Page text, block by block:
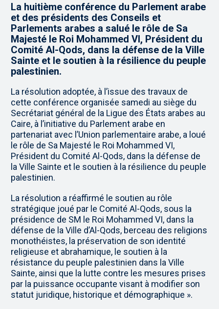
La huitième conférence du Parlement arabe
et des présidents des Conseils et
Parlements arabes a salué le rôle de Sa
Majesté le Roi Mohammed VI, Président du
Comité Al-Qods, dans la défense de la Ville
Sainte et le soutien à la résilience du peuple
palestinien.
La résolution adoptée, à l’issue des travaux de
cette conférence organisée samedi au siège du
Secrétariat général de la Ligue des États arabes au
Caire, à l’initiative du Parlement arabe en
partenariat avec l’Union parlementaire arabe, a loué
le rôle de Sa Majesté le Roi Mohammed VI,
Président du Comité Al-Qods, dans la défense de
la Ville Sainte et le soutien à la résilience du peuple
palestinien.
La résolution a réaffirmé le soutien au rôle
stratégique joué par le Comité Al-Qods, sous la
présidence de SM le Roi Mohammed VI, dans la
défense de la Ville d’Al-Qods, berceau des religions
monothéistes, la préservation de son identité
religieuse et abrahamique, le soutien à la
résistance du peuple palestinien dans la Ville
Sainte, ainsi que la lutte contre les mesures prises
par la puissance occupante visant à modifier son
statut juridique, historique et démographique ».